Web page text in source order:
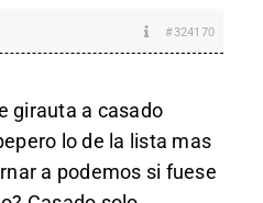
#324170
girauta a casado
lo de la lista mas
a podemos si fuese